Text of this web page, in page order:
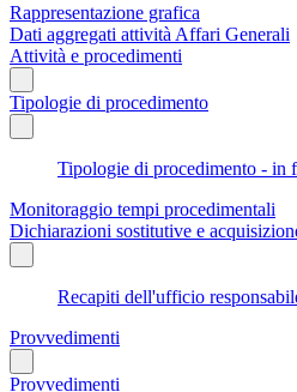
Rappresentazione grafica
Dati aggregati attività Affari Generali
Attività e procedimenti
Tipologie di procedimento
Tipologie di procedimento - in
Monitoraggio tempi procedimentali
Dichiarazioni sostitutive e
Recapiti dell'ufficio
Provvedimenti
Provvedimenti